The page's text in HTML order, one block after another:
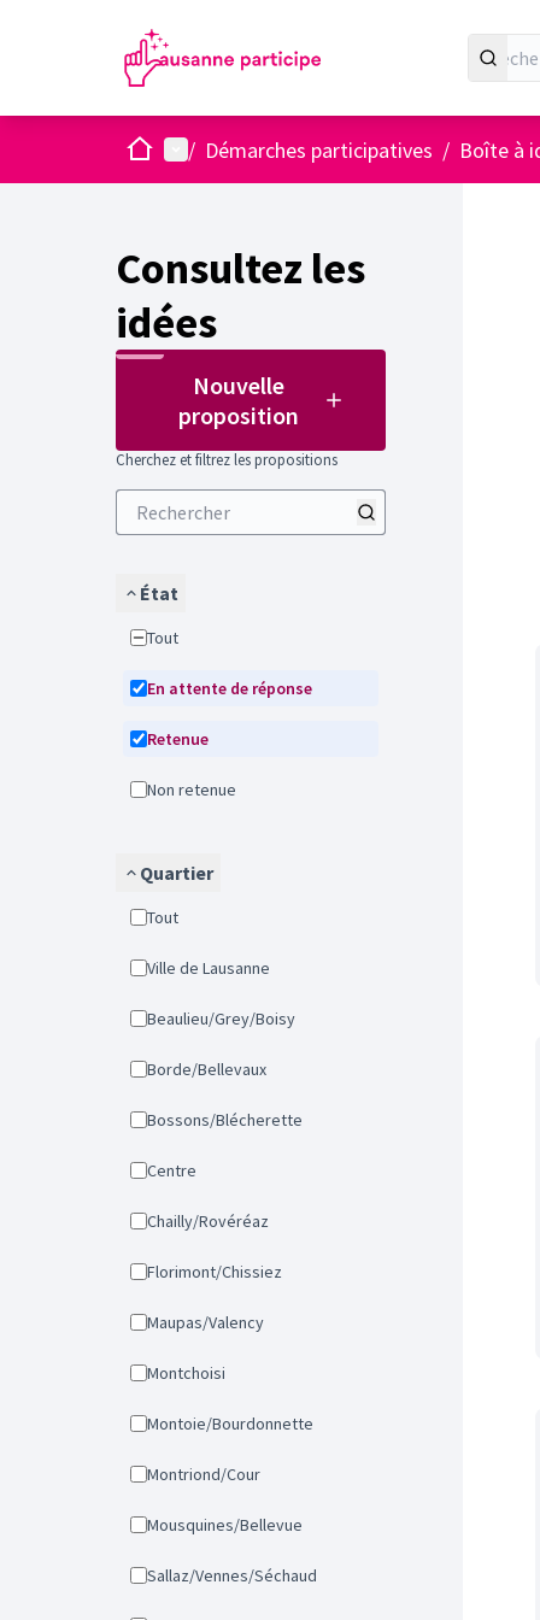
AccueilMenu principal
/ Démarches participatives / Boîte à
Consultez les
idées
Nouvelle
proposition
Cherchez et filtrez les propositions
État
Tout
En attente de réponse
Retenue
Non retenue
Quartier
Tout
Ville de Lausanne
Beaulieu/Grey/Boisy
Borde/Bellevaux
Bossons/Blécherette
Centre
Chailly/Rovéréaz
Florimont/Chissiez
Maupas/Valency
Montchoisi
Montoie/Bourdonnette
Montriond/Cour
Mousquines/Bellevue
Sallaz/Vennes/Séchaud